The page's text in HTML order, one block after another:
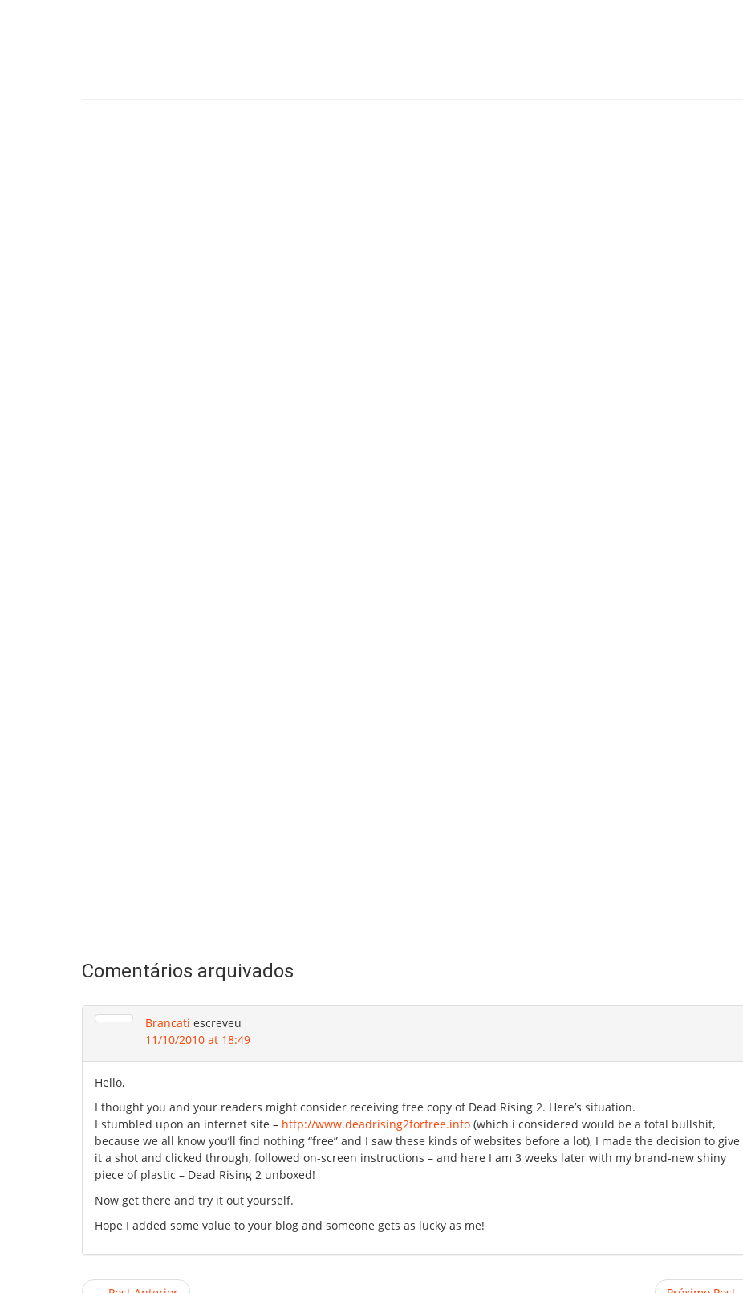
Comentários arquivados
Brancati escreveu
11/10/2010 at 18:49
Hello,
I thought you and your readers might consider receiving free copy of Dead Rising 2. Here’s situation.
I stumbled upon an internet site – http://www.deadrising2forfree.info (which i considered would be a total bullshit,
because we all know you’ll find nothing “free” and I saw these kinds of websites before a lot), I made the decision to give
it a shot and clicked through, followed on-screen instructions – and here I am 3 weeks later with my brand-new shiny
piece of plastic – Dead Rising 2 unboxed!
Now get there and try it out yourself.
Hope I added some value to your blog and someone gets as lucky as me!